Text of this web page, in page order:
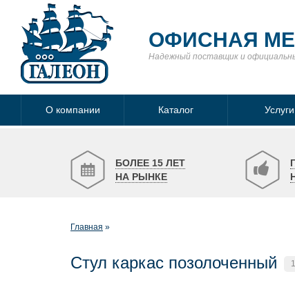
ОФИСНАЯ
Надежный поставщик и
О компании Каталог Услуги
БОЛЕЕ 15 ЛЕТ
НА РЫНКЕ
Главная
Стул каркас позолоченный